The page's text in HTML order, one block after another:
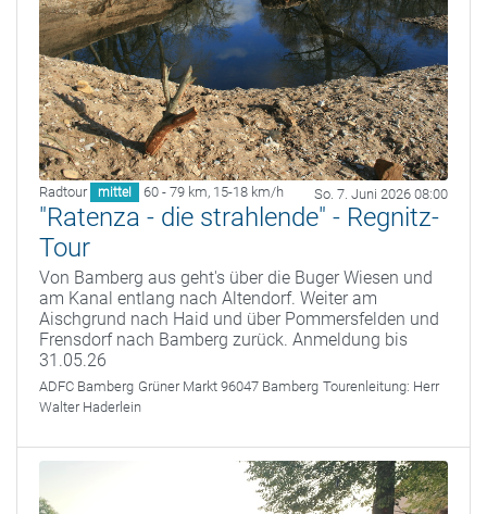
Radtour mittel 60 - 79 km, 15-18 km/h So. 7. Juni 2026 08:00
"Ratenza - die strahlende" - Regnitz-
Tour
Von Bamberg aus geht's über die Buger Wiesen und
am Kanal entlang nach Altendorf. Weiter am
Aischgrund nach Haid und über Pommersfelden und
Frensdorf nach Bamberg zurück. Anmeldung bis
31.05.26
ADFC Bamberg Grüner Markt 96047 Bamberg Tourenleitung: Herr
Walter Haderlein